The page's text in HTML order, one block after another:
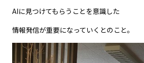
AIに見つけてもらうことを意識した
情報発信が重要になっていくとのこと。